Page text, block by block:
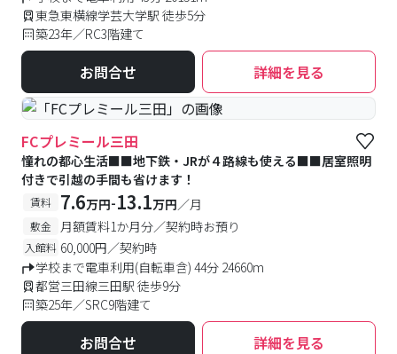
東急東横線学芸大学駅 徒歩5分
築23年／RC3階建て
お問合せ 詳細を見る
FCプレミール三田
憧れの都心生活■■地下鉄・JRが４路線も使える■■居室照明
付きで引越の手間も省けます！
賃料 7.6万円-13.1万円／月
敷金 月額賃料1か月分／契約時お預り
入館料 60,000円／契約時
学校まで電車利用(自転車含) 44分 24660m
都営三田線三田駅 徒歩9分
築25年／SRC9階建て
お問合せ 詳細を見る